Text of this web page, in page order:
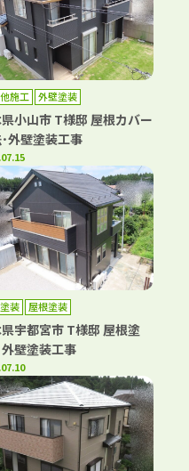
施工 外壁塗装
小山市 T様邸 屋根カバー
外壁塗装工事
装 屋根塗装
宇都宮市 T様邸 屋根塗
壁塗装工事